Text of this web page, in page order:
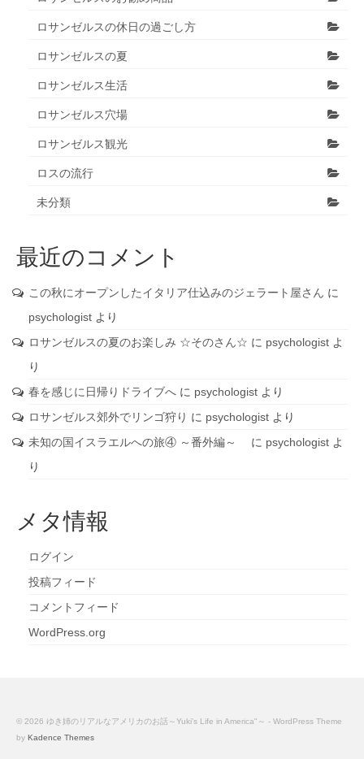
ロサンゼルスの休日の過ごし方
ロサンゼルスの夏
ロサンゼルス生活
ロサンゼルス穴場
ロサンゼルス観光
ロスの流行
未分類
最近のコメント
この秋にオープンしたイタリア仕込みのジェラート屋さん に
psychologist より
ロサンゼルスの夏のお楽しみ ☆そのさん☆ に psychologist よ
り
春を感じに日帰りドライブへ に psychologist より
ロサンゼルス郊外でリンゴ狩り に psychologist より
未知の国イスラエルへの旅④ ～番外編～
に psychologist よ
り
メタ情報
ログイン
投稿フィード
コメントフィード
WordPress.org
© 2026 ゆき姉のリアルなアメリカのお話～Yuki's Life in America"～ - WordPress Theme
by Kadence Themes